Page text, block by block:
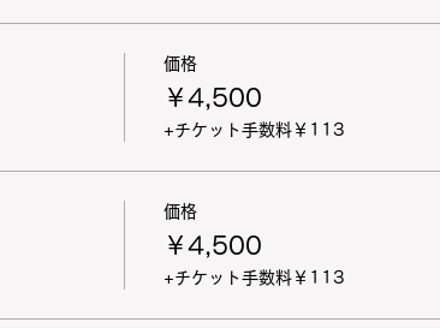
価格
￥4,500
+チケット手数料￥113
価格
￥4,500
+チケット手数料￥113